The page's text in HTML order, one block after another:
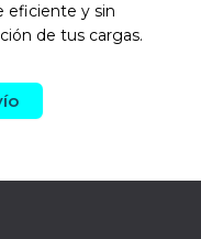
eficiente y sin
de tus cargas.